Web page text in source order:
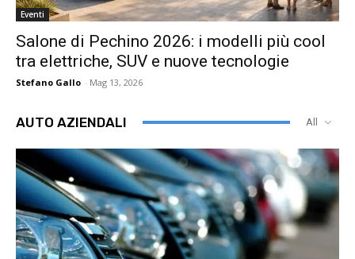
Eventi
Salone di Pechino 2026: i modelli più cool
tra elettriche, SUV e nuove tecnologie
Stefano Gallo - Mag 13, 2026
AUTO AZIENDALI All